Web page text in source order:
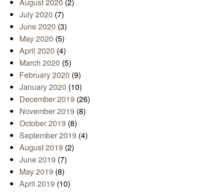
July 2020 (7)
June 2020 (3)
May 2020 (5)
April 2020 (4)
March 2020 (5)
February 2020 (9)
January 2020 (10)
December 2019 (26)
November 2019 (8)
October 2019 (8)
September 2019 (4)
August 2019 (2)
June 2019 (7)
May 2019 (8)
April 2019 (10)